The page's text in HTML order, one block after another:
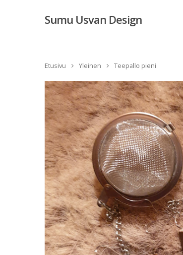
Hit enter to search or ESC to close
Sumu Usvan Design
Etusivu Yleinen Teepallo pieni